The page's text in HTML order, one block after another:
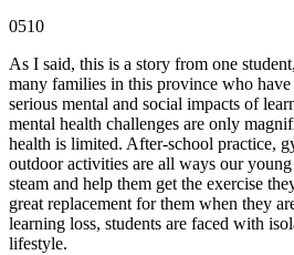
0510
As I said, this is a story from one
many families in this province who
serious mental and social impacts of
mental health challenges are only
health is limited. After-school practice,
outdoor activities are all ways our
steam and help them get the exercise
great replacement for them when they
learning loss, students are faced with
lifestyle.